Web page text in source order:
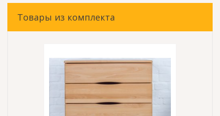
Товары из комплекта